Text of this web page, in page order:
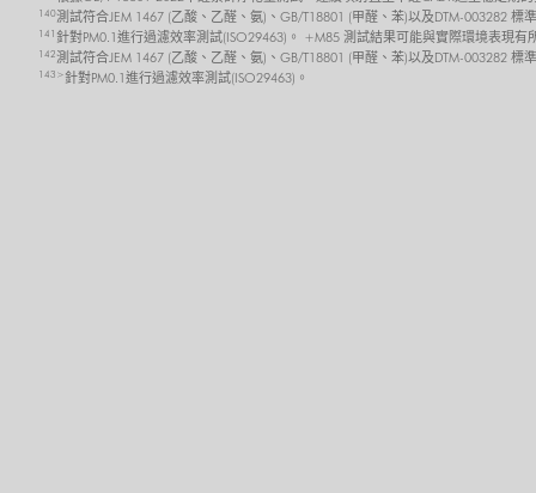
140測試符合JEM 1467 (乙酸、乙醛、氨)、GB/T18801 (甲醛、苯)以及DTM-003282
141 針對PM0.1進行過濾效率測試(ISO29463)。 +M85 測試結果可能與實際環境表現有
142 測試符合JEM 1467 (乙酸、乙醛、氨)、GB/T18801 (甲醛、苯)以及DTM-003282 標
143> 針對PM0.1進行過濾效率測試(ISO29463)。